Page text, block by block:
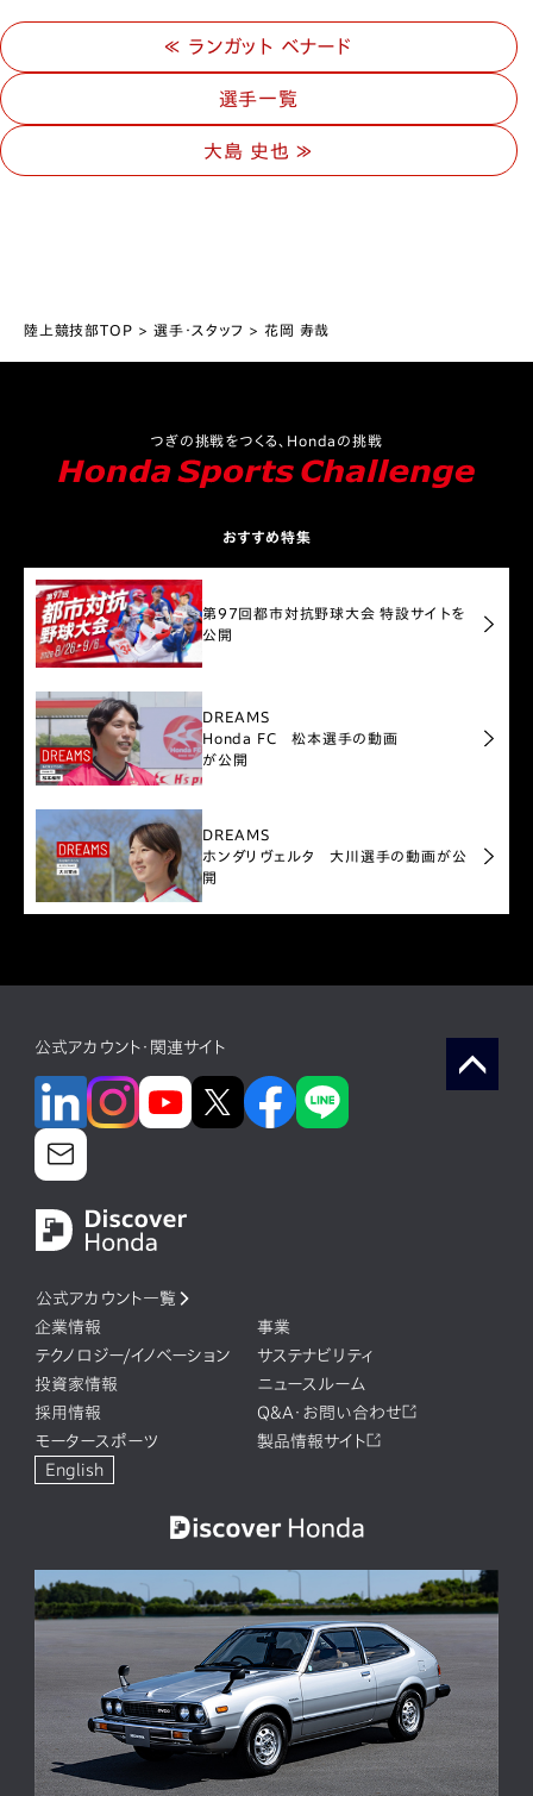
ランガット ベナード
選手一覧
大島 史也
陸上競技部TOP 選手・スタッフ 花岡 寿哉
つぎの挑戦をつくる、Hondaの挑戦
おすすめ特集
第97回都市対抗野球大会 特設サイトを
公開
DREAMS
Honda FC 松本選手の動画
が公開
DREAMS
ホンダリヴェルタ 大川選手の動画が公
開
公式アカウント・関連サイト
公式アカウント一覧
企業情報
事業
テクノロジー/イノベーション
サステナビリティ
投資家情報
ニュースルーム
採用情報
Q&A・お問い合わせ
モータースポーツ
製品情報サイト
English